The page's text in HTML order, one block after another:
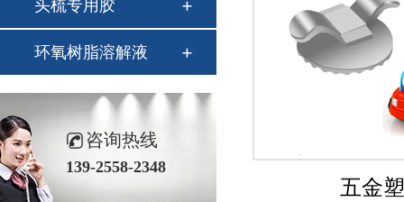
头梳专用胶
环氧树脂溶解液
咨询热线
139-2558-2348
五金